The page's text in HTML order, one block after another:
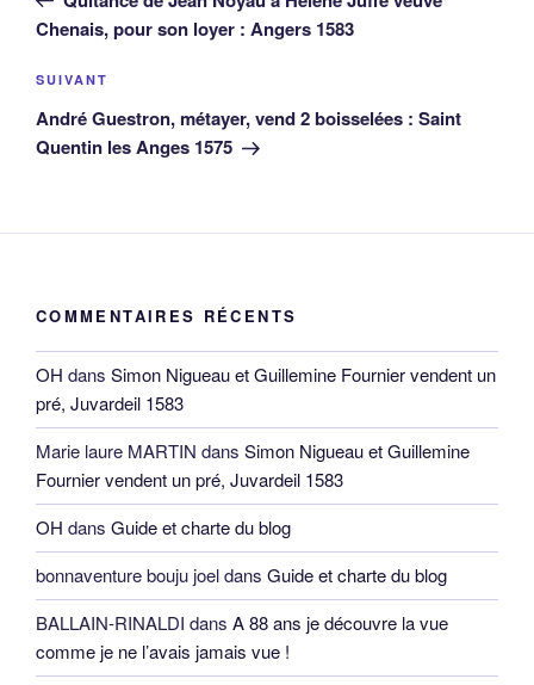
l’article
Chenais, pour son loyer : Angers 1583
Article
suivant
SUIVANT
André Guestron, métayer, vend 2 boisselées : Saint
Quentin les Anges 1575
COMMENTAIRES RÉCENTS
OH dans Simon Nigueau et Guillemine Fournier vendent un
pré, Juvardeil 1583
Marie laure MARTIN dans Simon Nigueau et Guillemine
Fournier vendent un pré, Juvardeil 1583
OH dans Guide et charte du blog
bonnaventure bouju joeldans Guide et charte du blog
BALLAIN-RINALDI dans A 88 ans je découvre la vue
comme je ne l’avais jamais vue !